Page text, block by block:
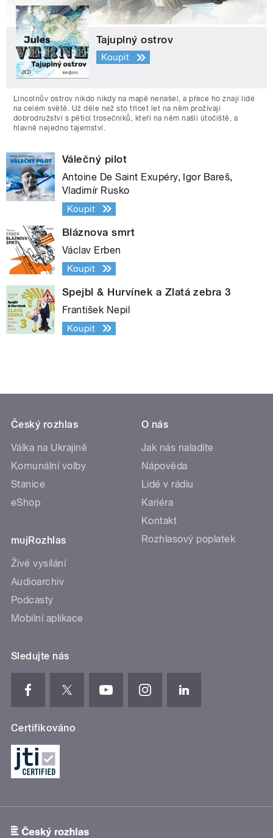
Tajuplný ostrov
Koupit
Lincolnův ostrov nikdo nikdy na mapě nenašel, a přece ho znají lidé
na celém světě. Už déle než sto třicet let na něm prožívají
dobrodružství s pěticí trosečníků, kteří na něm našli útočiště, a
hlavně nejedno tajemství.
Válečný pilot
Antoine De Saint Exupéry, Igor Bareš,
Vladimír Rusko
Koupit
Bláznova smrt
Václav Erben
Koupit
Spejbl & Hurvínek a Zlatá zebra 3
František Nepil
Koupit
Český rozhlas
Válka na Ukrajině
Komunální volby
Stanice
eShop
mujRozhlas
Živé vysílání
Audioarchiv
Podcasty
Mobilní aplikace
O nás
Jak nás naladíte
Nápověda
Lidé v rádiu
Kariéra
Kontakt
Rozhlasový poplatek
Sledujte nás
Certifikováno